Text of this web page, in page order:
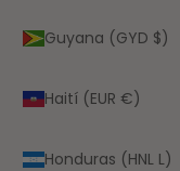
Guyana (GYD $)
Haití (EUR €)
Honduras (HNL L)